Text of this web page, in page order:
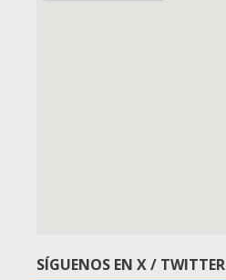
SÍGUENOS EN X / TWITTER